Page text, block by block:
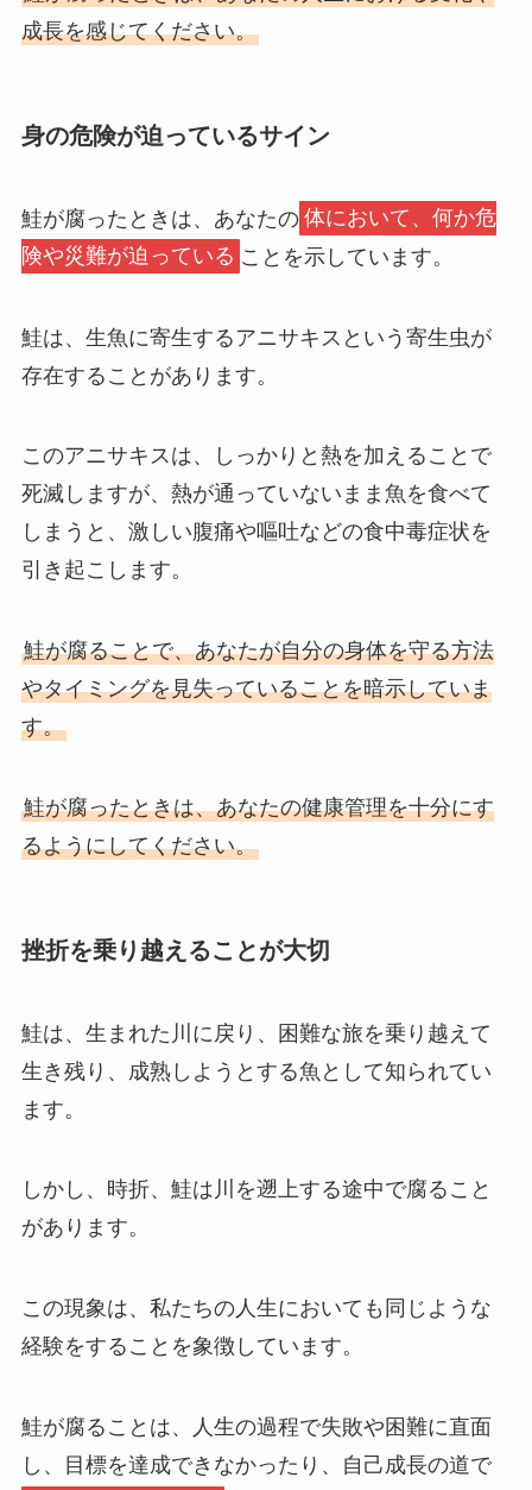
成長を感じてください。
身の危険が迫っているサイン
鮭が腐ったときは、あなたの 体において、何か危
険や災難が迫っている ことを示しています。
鮭は、生魚に寄生するアニサキスという寄生虫が
存在することがあります。
このアニサキスは、しっかりと熱を加えることで
死滅しますが、熱が通っていないまま魚を食べて
しまうと、激しい腹痛や嘔吐などの食中毒症状を
引き起こします。
鮭が腐ることで、あなたが自分の身体を守る方法
やタイミングを見失っていることを暗示していま
す。
鮭が腐ったときは、あなたの健康管理を十分にす
るようにしてください。
挫折を乗り越えることが大切
鮭は、生まれた川に戻り、困難な旅を乗り越えて
生き残り、成熟しようとする魚として知られてい
ます。
しかし、時折、鮭は川を遡上する途中で腐ること
があります。
この現象は、私たちの人生においても同じような
経験をすることを象徴しています。
鮭が腐ることは、人生の過程で失敗や困難に直面
し、目標を達成できなかったり、自己成長の道で